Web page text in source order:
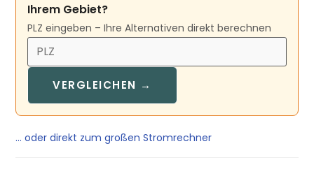
Ihrem Gebiet?
PLZ eingeben – Ihre Alternativen direkt berechnen
VERGLEICHEN →
… oder direkt zum großen Stromrechner